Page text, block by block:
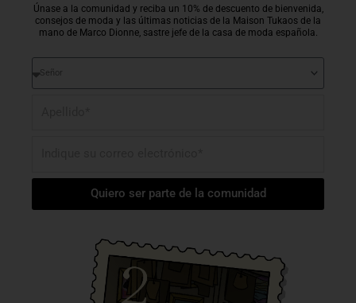
Únase a la comunidad y reciba un 10% de descuento de bienvenida,
consejos de moda y las últimas noticias de la Maison Tukaos de la
mano de Marco Dionne, sastre jefe de la casa de moda española.
Quiero ser parte de la comunidad